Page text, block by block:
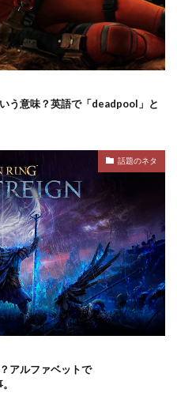
う意味？英語で「deadpool」と
話題のネタ
アルファベットで